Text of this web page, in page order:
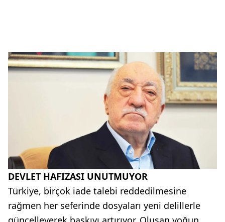
DEVLET HAFIZASI UNUTMUYOR
Türkiye, birçok iade talebi reddedilmesine
rağmen her seferinde dosyaları yeni delillerle